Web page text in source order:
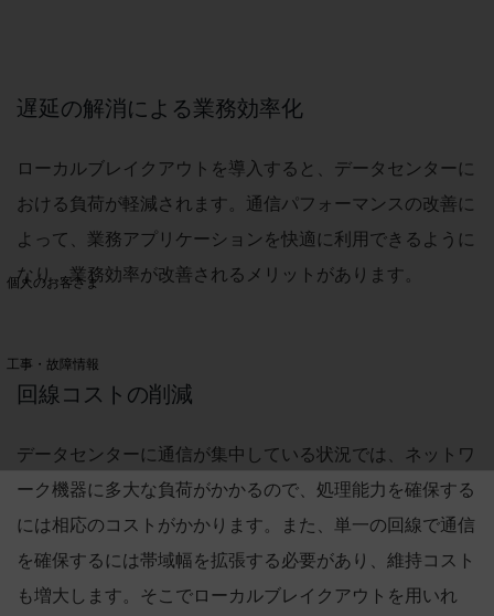
Web明細(ビリングステーション)
個人のお客さま
工事・故障情報
お客さまサポートサイト
NTTドコモ 通信障害情報
遅延の解消による業務効率化
ローカルブレイクアウトを導入すると、データセンターに
おける負荷が軽減されます。通信パフォーマンスの改善に
よって、業務アプリケーションを快適に利用できるように
なり、業務効率が改善されるメリットがあります。
回線コストの削減
データセンターに通信が集中している状況では、ネットワ
ーク機器に多大な負荷がかかるので、処理能力を確保する
には相応のコストがかかります。また、単一の回線で通信
を確保するには帯域幅を拡張する必要があり、維持コスト
も増大します。そこでローカルブレイクアウトを用いれ